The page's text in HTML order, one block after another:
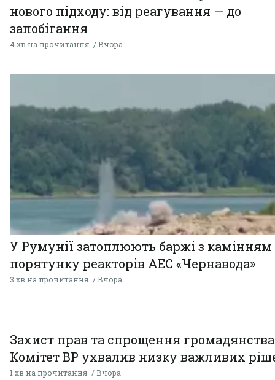
нового підходу: від реагування — до
запобігання
4 хв на прочитання Вчора
У Румунії затоплюють баржі з
порятунку реакторів АЕС «Чернавода»
3 хв на прочитання Вчора
Захист прав та спрощення
Комітет ВР ухвалив низку важливих
1 хв на прочитання Вчора